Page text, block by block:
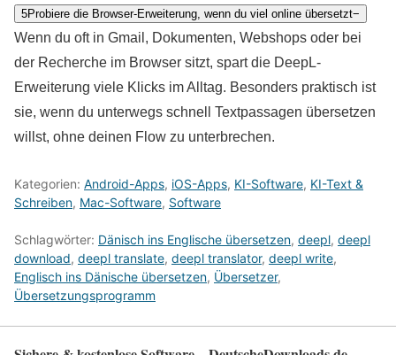
5Probiere die Browser-Erweiterung, wenn du viel online übersetzt−
Wenn du oft in Gmail, Dokumenten, Webshops oder bei
der Recherche im Browser sitzt, spart die DeepL-
Erweiterung viele Klicks im Alltag. Besonders praktisch ist
sie, wenn du unterwegs schnell Textpassagen übersetzen
willst, ohne deinen Flow zu unterbrechen.
Kategorien: Android-Apps, iOS-Apps, KI-Software, KI-Text &
Schreiben, Mac-Software, Software
Schlagwörter: Dänisch ins Englische übersetzen, deepl, deepl
download, deepl translate, deepl translator, deepl write,
Englisch ins Dänische übersetzen, Übersetzer,
Übersetzungsprogramm